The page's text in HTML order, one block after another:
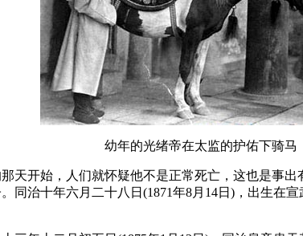
幼年的光绪帝在太监的护佑下骑马
天开始，人们就怀疑他不是正常死亡，这也是事
同治十年六月二十八日(1871年8月14日)，出生在